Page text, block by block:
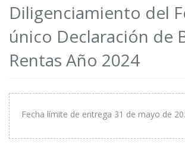
Diligenciamiento del
único Declaración de
Rentas Año 2024
Fecha límite de entrega 31 de mayo de